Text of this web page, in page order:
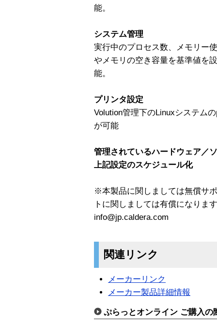
能。
システム管理
実行中のプロセス数、メモリー
やメモリの空き容量を基準値を
能。
プリンタ設定
Volution管理下のLinuxシステム
が可能
管理されているハードウェア／
上記設定のスケジュール化
※本製品に関しましては無償サ
トに関しましては有償になりま
info@jp.caldera.com
関連リンク
メーカーリンク
メーカー製品詳細情報
ぷらっとオンライン ご購入の